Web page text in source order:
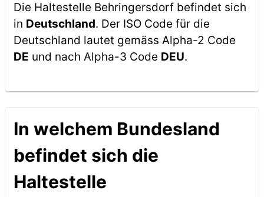
Die Haltestelle Behringersdorf befindet sich
in Deutschland. Der ISO Code für die
Deutschland lautet gemäss Alpha-2 Code
DE und nach Alpha-3 Code DEU.
In welchem Bundesland
befindet sich die
Haltestelle